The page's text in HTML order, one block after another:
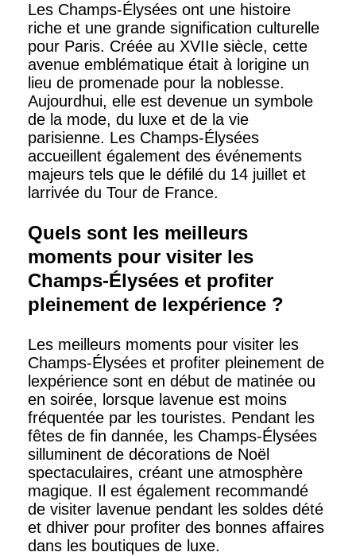
Les Champs-Élysées ont une histoire
riche et une grande signification culturelle
pour Paris. Créée au XVIIe siècle, cette
avenue emblématique était à lorigine un
lieu de promenade pour la noblesse.
Aujourdhui, elle est devenue un symbole
de la mode, du luxe et de la vie
parisienne. Les Champs-Élysées
accueillent également des événements
majeurs tels que le défilé du 14 juillet et
larrivée du Tour de France.
Quels sont les meilleurs
moments pour visiter les
Champs-Élysées et profiter
pleinement de lexpérience ?
Les meilleurs moments pour visiter les
Champs-Élysées et profiter pleinement de
lexpérience sont en début de matinée ou
en soirée, lorsque lavenue est moins
fréquentée par les touristes. Pendant les
fêtes de fin dannée, les Champs-Élysées
silluminent de décorations de Noël
spectaculaires, créant une atmosphère
magique. Il est également recommandé
de visiter lavenue pendant les soldes dété
et dhiver pour profiter des bonnes affaires
dans les boutiques de luxe.